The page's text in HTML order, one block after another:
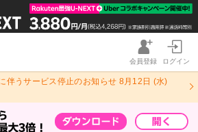
会員登録 ログイン
伴うサービス停止のお知らせ 8月12日 (水)